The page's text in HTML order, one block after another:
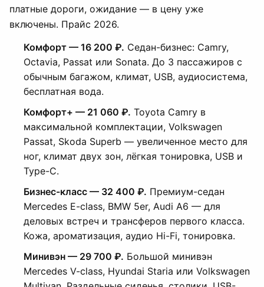
платные дороги, ожидание — в цену уже
включены. Прайс 2026.
Комфорт — 16 200 ₽. Седан-бизнес: Camry,
Octavia, Passat или Sonata. До 3 пассажиров с
обычным багажом, климат, USB, аудиосистема,
бесплатная вода.
Комфорт+ — 21 060 ₽. Toyota Camry в
максимальной комплектации, Volkswagen
Passat, Skoda Superb — увеличенное место для
ног, климат двух зон, лёгкая тонировка, USB и
Type-C.
Бизнес-класс — 32 400 ₽. Премиум-седан
Mercedes E-class, BMW 5er, Audi A6 — для
деловых встреч и трансферов первого класса.
Кожа, ароматизация, аудио Hi-Fi, тонировка.
Минивэн — 29 700 ₽. Большой минивэн
Mercedes V-class, Hyundai Staria или Volkswagen